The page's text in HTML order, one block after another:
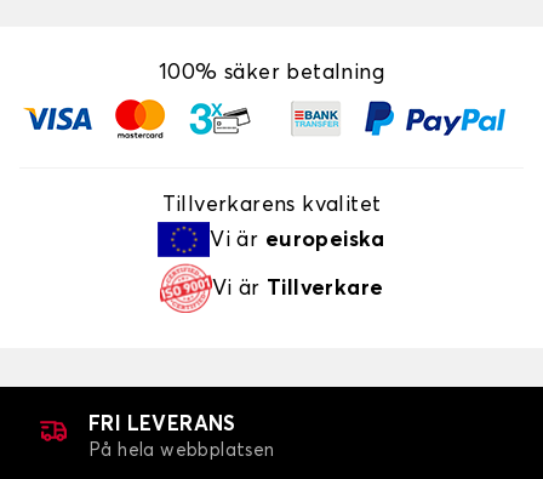
100% säker betalning
Tillverkarens kvalitet
Vi är europeiska
Vi är Tillverkare
FRI LEVERANS
På hela webbplatsen